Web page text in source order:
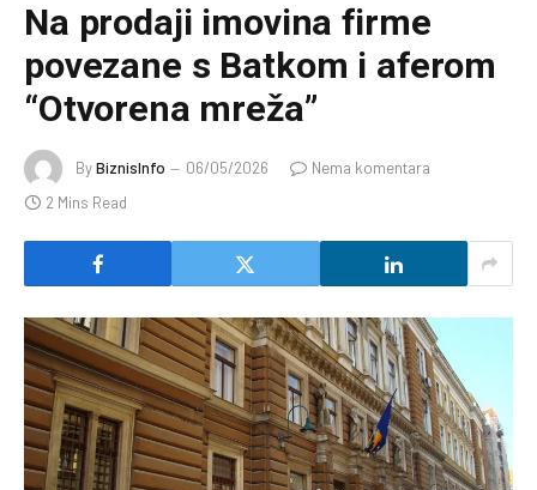
Na prodaji imovina firme
povezane s Batkom i aferom
“Otvorena mreža”
ByBiznisInfo 06/05/2026
Nema komentara
2 Mins Read